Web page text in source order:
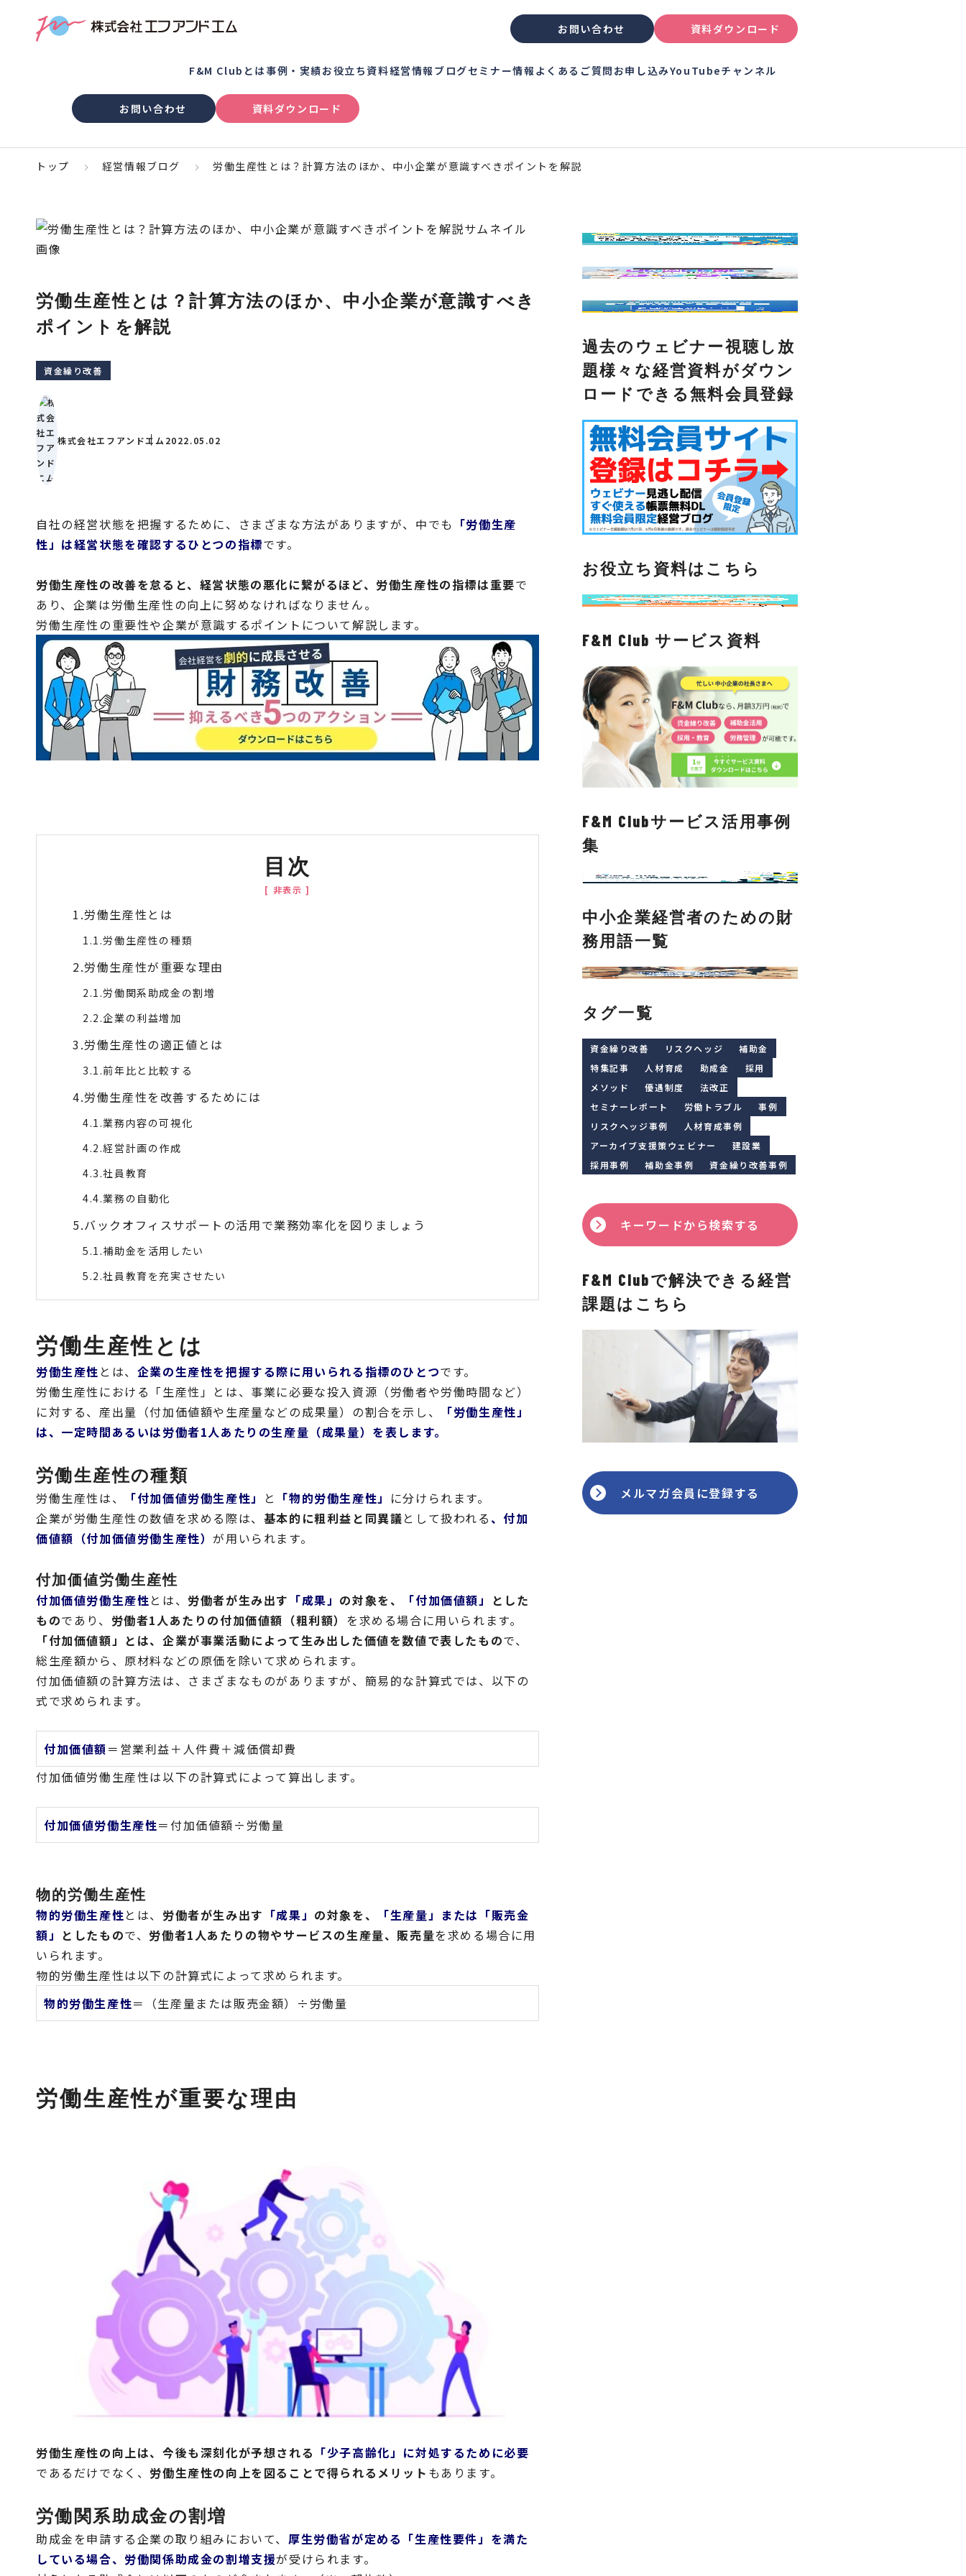
お問い合わせ 資料ダウンロード
F&M Clubとは事例・実績お役立ち資料経営情報ブログセミナー情報よくあるご質問 お申し込みYouTubeチャンネル
お問い合わせ 資料ダウンロード
トップ 経営情報ブログ 労働生産性とは？計算方法のほか、中小企業が意識すべきポイントを解説
労働生産性とは？計算方法のほか、中小企業が意識すべき
ポイントを解説
資金繰り改善
株式会社エフアンドエム 2022.05.02
自社の経営状態を把握するために、さまざまな方法がありますが、中でも 「労働生産
性」は経営状態を確認するひとつの指標です。
労働生産性の改善を怠ると、経営状態の悪化に繋がるほど、労働生産性の指標は重要で
あり、企業は労働生産性の向上に努めなければなりません。
労働生産性の重要性や企業が意識するポイントについて解説します。
目次
労働生産性とは
労働生産性の種類
労働生産性が重要な理由
労働関系助成金の割増
企業の利益増加
労働生産性の適正値とは
前年比と比較する
労働生産性を改善するためには
業務内容の可視化
経営計画の作成
社員教育
業務の自動化
バックオフィスサポートの活用で業務効率化を図りましょう
補助金を活用したい
社員教育を充実させたい
労働生産性とは
労働生産性 とは、 企業の生産性を把握する際に用いられる指標のひとつです。
労働生産性における「生産性」とは、事業に必要な投入資源（労働者や労働時間など）
に対する、産出量（付加価値額や生産量などの成果量）の割合を示し、
「労働生産性」
は、一定時間あるいは労働者1人あたりの生産量（成果量）を表します。
労働生産性の種類
労働生産性は、 「付加価値労働生産性」 と 「物的労働生産性」 に分けられます。
企業が労働生産性の数値を求める際は、 基本的に粗利益と同異議として扱われる、付加
価値額（付加価値労働生産性）が用いられます。
付加価値労働生産性
付加価値労働生産性とは、 労働者が生み出す 「成果」 の対象を、 「付加価値額」
とした
ものであり、 労働者1人あたりの付加価値額（粗利額） を求める場合に用いられます。
「付加価値額」とは、企業が事業活動によって生み出した価値を数値で表したもので、
総生産額から、原材料などの原価を除いて求められます。
付加価値額の計算方法は、さまざまなものがありますが、簡易的な計算式では、以下の
式で求められます。
付加価値額＝営業利益＋人件費＋減価償却費
付加価値労働生産性は以下の計算式によって算出します。
付加価値労働生産性＝付加価値額÷労働量
物的労働生産性
物的労働生産性とは、 労働者が生み出す 「成果」 の対象を、
「生産量」または「販売金
額」 としたもので、 労働者1人あたりの物やサービスの生産量、販売量を求める場合に用
いられます。
物的労働生産性は以下の計算式によって求められます。
物的労働生産性＝（生産量または販売金額）÷労働量
労働生産性が重要な理由
労働生産性の向上は、今後も深刻化が予想される 「少子高齢化」に対処するために必要
であるだけでなく、 労働生産性の向上を図ることで得られるメリット もあります。
労働関系助成金の割増
助成金を申請する企業の取り組みにおいて、厚生労働省が定める「生産性要件」を満た
している場合、労働関係助成金の割増支援が受けられます。
過去のウェビナー視聴し放
題様々な経営資料がダウン
ロードできる無料会員登録
お役立ち資料はこちら
F&M Club サービス資料
F&M Clubサービス活用事例
集
中小企業経営者のための財
務用語一覧
タグ一覧
資金繰り改善 リスクヘッジ
補助金
特集記事
人材育成 助成金
採用
メソッド
優遇制度
法改正
セミナーレポート
労働トラブル
事例
リスクヘッジ事例
人材育成事例
アーカイブ支援策ウェビナー
建設業
採用事例
補助金事例 資金繰り改善事例
キーワードから検索する
F&M Clubで解決できる経営
課題はこちら
メルマガ会員に登録する